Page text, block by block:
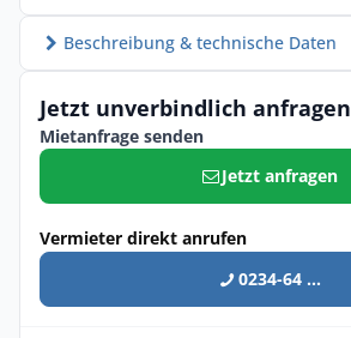
Beschreibung & technische Daten
Jetzt unverbindlich anfragen
Mietanfrage senden
Jetzt anfragen
Vermieter direkt anrufen
0234-64 ...